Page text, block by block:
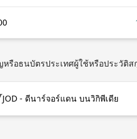
หรือธนบัตรประเทศผู้ใช้หรือประวั
JOD - ดีนาร์จอร์แดน บนวิกิพีเดีย